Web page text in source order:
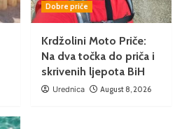
Dobre priče
Krdžolini Moto Priče:
Na dva točka do priča i
skrivenih ljepota BiH
Urednica August 8, 2026